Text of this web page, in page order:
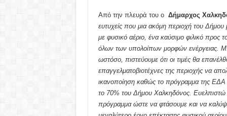
Από την πλευρά του ο Δήμαρχος
ευτυχείς που μια ακόμη περιοχή του
με φυσικό αέριο, ένα καύσιμο φιλικό προς
όλων των υπολοίπων μορφών ενέργειας.
ωστόσο, πιστεύουμε ότι οι τιμές θα
επαγγελματοβιοτέχνες της περιοχής να
ικανοποίηση καθώς το πρόγραμμα της ΕΔΑ
το 70% του Δήμου Χαλκηδόνος. Ευελπιστώ
πρόγραμμα ώστε να φτάσουμε και να